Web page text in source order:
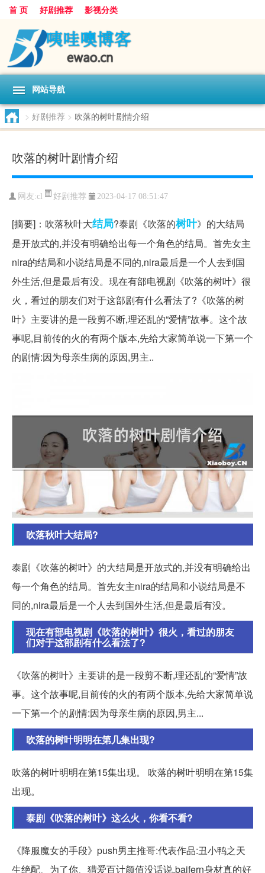
首 页 好剧推荐 影视分类
网站导航
> 好剧推荐 > 吹落的树叶剧情介绍
吹落的树叶剧情介绍
网友:cl 好剧推荐 2023-04-17 08:51:47
[摘要]：吹落秋叶大结局?泰剧《吹落的树叶》的大结局
是开放式的,并没有明确给出每一个角色的结局。首先女主
nira的结局和小说结局是不同的,nira最后是一个人去到国
外生活,但是最后有没。现在有部电视剧《吹落的树叶》很
火，看过的朋友们对于这部剧有什么看法了?《吹落的树
叶》主要讲的是一段剪不断,理还乱的“爱情”故事。这个故
事呢,目前传的火的有两个版本,先给大家简单说一下第一个
的剧情:因为母亲生病的原因,男主..
吹落秋叶大结局?
泰剧《吹落的树叶》的大结局是开放式的,并没有明确给出
每一个角色的结局。首先女主nira的结局和小说结局是不
同的,nira最后是一个人去到国外生活,但是最后有没。
现在有部电视剧《吹落的树叶》很火，看过的朋友
们对于这部剧有什么看法了?
《吹落的树叶》主要讲的是一段剪不断,理还乱的“爱情”故
事。这个故事呢,目前传的火的有两个版本,先给大家简单说
一下第一个的剧情:因为母亲生病的原因,男主...
吹落的树叶明明在第几集出现?
吹落的树叶明明在第15集出现。 吹落的树叶明明在第15集
出现。
泰剧《吹落的树叶》这么火，你看不看?
《降服魔女的手段》push男主推哥:代表作品:丑小鸭之天
生绝配、为了你、猎爱百计颜值没话说,baifern身材真的好